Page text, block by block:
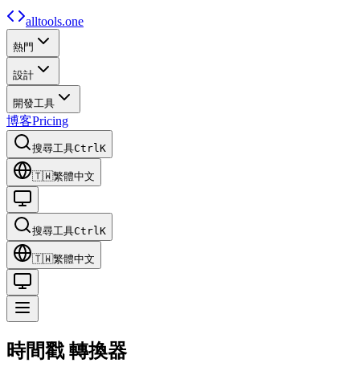
alltools.one
熱門
設計
開發工具
博客Pricing
搜尋工具CtrlK
🇹🇼繁體中文
搜尋工具CtrlK
🇹🇼繁體中文
時間戳 轉換器